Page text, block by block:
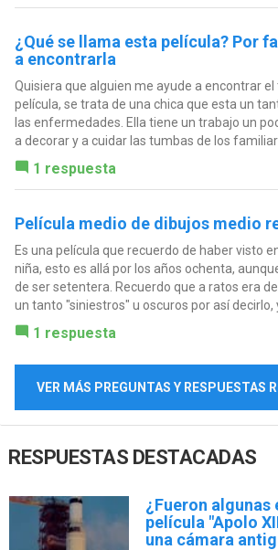
¿Qué se llama esta película? Por
a encontrarla
Quisiera que alguien me ayude a encontrar
película, se trata de una chica que esta un
las enfermedades. Ella tiene un trabajo un
a decorar y a cuidar las tumbas de los
1 respuesta
Película medio de dibujos medio
Es una película que recuerdo de haber visto
niña, esto es allá por los años ochenta,
de ser setentera. Recuerdo que a ratos era
un tanto "siniestros" u oscuros por así decirlo, y
1 respuesta
VER MÁS PREGUNTAS Y RESPUESTAS
RESPUESTAS DESTACADAS
¿Fueron algunas
película "Apolo
una cámara